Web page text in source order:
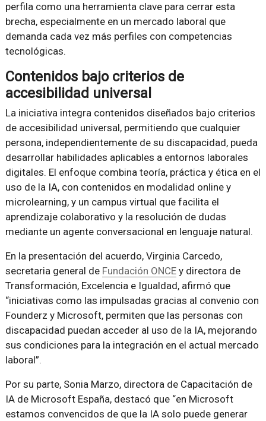
perfila como una herramienta clave para cerrar esta
brecha, especialmente en un mercado laboral que
demanda cada vez más perfiles con competencias
tecnológicas.
Contenidos bajo criterios de
accesibilidad universal
La iniciativa integra contenidos diseñados bajo criterios
de accesibilidad universal, permitiendo que cualquier
persona, independientemente de su discapacidad, pueda
desarrollar habilidades aplicables a entornos laborales
digitales. El enfoque combina teoría, práctica y ética en el
uso de la IA, con contenidos en modalidad online y
microlearning, y un campus virtual que facilita el
aprendizaje colaborativo y la resolución de dudas
mediante un agente conversacional en lenguaje natural.
En la presentación del acuerdo, Virginia Carcedo,
secretaria general de Fundación ONCEy directora de
Transformación, Excelencia e Igualdad, afirmó que
“iniciativas como las impulsadas gracias al convenio con
Founderz y Microsoft, permiten que las personas con
discapacidad puedan acceder al uso de la IA, mejorando
sus condiciones para la integración en el actual mercado
laboral”.
Por su parte, Sonia Marzo, directora de Capacitación de
IA de Microsoft España, destacó que “en Microsoft
estamos convencidos de que la IA solo puede generar